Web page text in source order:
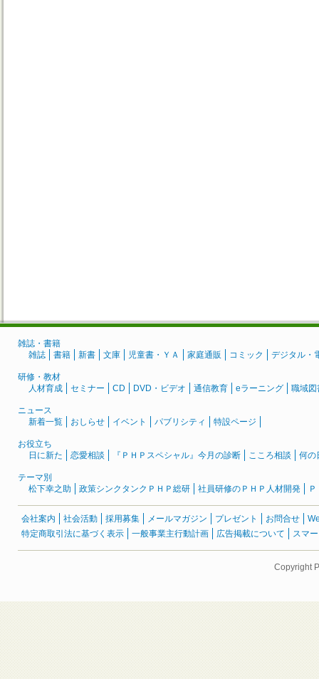
雑誌・書籍
雑誌
書籍 新書 文庫 児童書・ＹＡ 家庭通販 コミック デジタル・
研修・教材
人材育成
セミナー CD DVD・ビデオ 通信教育 eラーニング 職域図
ニュース
新着一覧
おしらせ イベント パブリシティ 特設ページ
お役立ち
日に新た
恋愛相談 『ＰＨＰスペシャル』今月の診断 こころ相談 何の
テーマ別
松下幸之助
政策シンクタンクＰＨＰ総研 社員研修のＰＨＰ人材開発
会社案内 社会活動 採用募集 メールマガジン プレゼント お問合せ
特定商取引法に基づく表示
一般事業主行動計画 広告掲載について スマ
Copyright